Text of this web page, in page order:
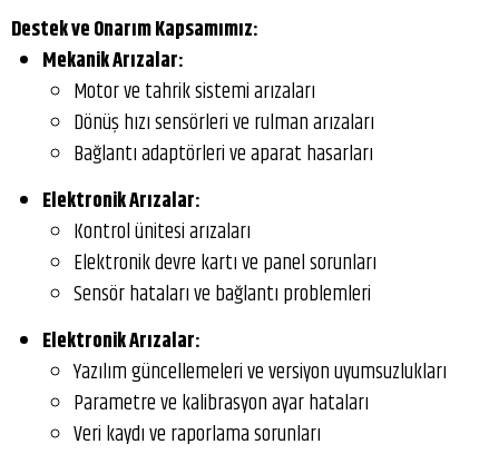
Destek ve Onarım Kapsamımız:
Mekanik Arızalar:
Motor ve tahrik sistemi arızaları
Dönüş hızı sensörleri ve rulman arızaları
Bağlantı adaptörleri ve aparat hasarları
Elektronik Arızalar:
Kontrol ünitesi arızaları
Elektronik devre kartı ve panel sorunları
Sensör hataları ve bağlantı problemleri
Elektronik Arızalar:
Yazılım güncellemeleri ve versiyon uyumsuzlukları
Parametre ve kalibrasyon ayar hataları
Veri kaydı ve raporlama sorunları